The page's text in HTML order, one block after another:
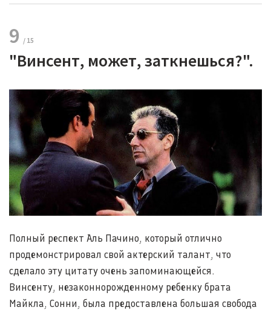
9
"Винсент, может, заткнешься?".
Полный респект Аль Пачино, который отлично
продемонстрировал свой актерский талант, что
сделало эту цитату очень запоминающейся.
Винсенту, незаконнорожденному ребенку брата
Майкла, Сонни, была предоставлена большая свобода